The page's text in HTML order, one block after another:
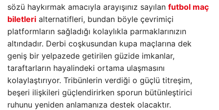
sözü haykırmak amacıyla arayışınız sayılan futbol maç
biletleri alternatifleri, bundan böyle çevrimiçi
platformların sağladığı kolaylıkla parmaklarınızın
altındadır. Derbi coşkusundan kupa maçlarına dek
geniş bir yelpazede getirilen güzide imkanlar,
taraftarların hayalindeki ortama ulaşmasını
kolaylaştırıyor. Tribünlerin verdiği o güçlü titreşim,
beşeri ilişkileri güçlendirirken sporun bütünleştirici
ruhunu yeniden anlamanıza destek olacaktır.